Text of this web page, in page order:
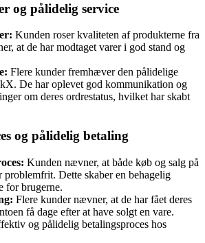
og pålidelig service
Kunden roser kvaliteten af produkterne fra
at de har modtaget varer i god stand og
Flere kunder fremhæver den pålidelige
De har oplevet god kommunikation og
om deres ordrestatus, hvilket har skabt
og pålidelig betaling
Kunden nævner, at både køb og salg på
problemfrit. Dette skaber en behagelig
for brugerne.
Flere kunder nævner, at de har fået deres
få dage efter at have solgt en vare.
og pålidelig betalingsproces hos